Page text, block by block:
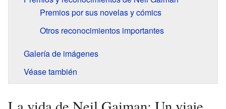
Premios por sus novelas y cómics
Otros reconocimientos importantes
Galería de imágenes
Véase también